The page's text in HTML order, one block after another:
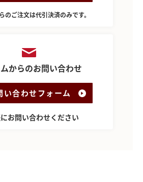
のご注文は代引決済のみです。
からのお問い合わせ
い合わせフォーム
お問い合わせください